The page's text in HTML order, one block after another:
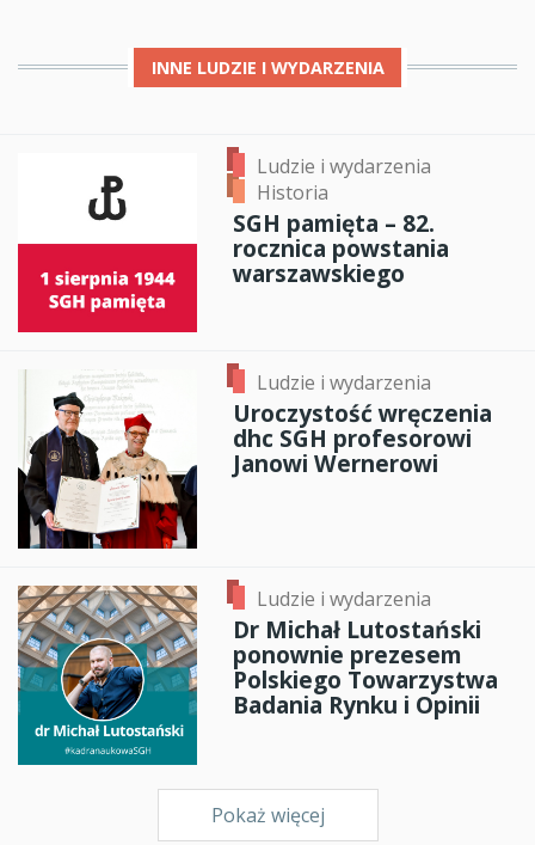
INNE LUDZIE I WYDARZENIA
Ludzie i wydarzenia
Historia
SGH pamięta – 82.
rocznica powstania
warszawskiego
Ludzie i wydarzenia
Uroczystość wręczenia
dhc SGH profesorowi
Janowi Wernerowi
Ludzie i wydarzenia
Dr Michał Lutostański
ponownie prezesem
Polskiego Towarzystwa
Badania Rynku i Opinii
Pokaż więcej